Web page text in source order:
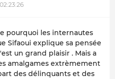
pourquoi les internautes
Sifaoui explique sa pensée
un grand plaisir . Mais a
amalgames extrèmement
des délinquants et des